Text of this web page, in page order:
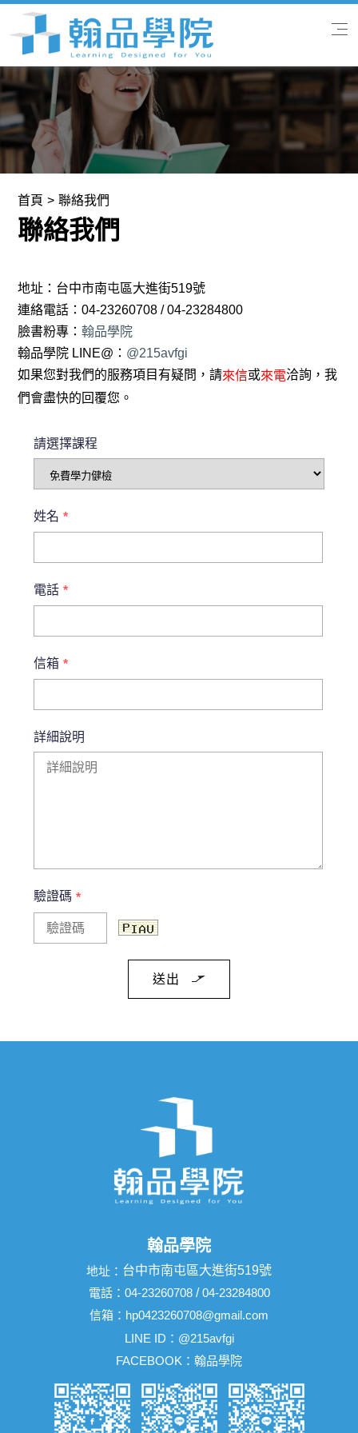
首頁
關於我們
翰品快訊
聯絡我們
首頁 聯絡我們
聯絡我們
地址：台中市南屯區大進街519號
連絡電話：04-23260708 / 04-23284800
臉書粉專：翰品學院
翰品學院 LINE@： @215avfgi
如果您對我們的服務項目有疑問，請來信或來電洽詢，我
們會盡快的回覆您。
請選擇課程
姓名 *
電話 *
信箱 *
詳細說明
驗證碼 *
送出
翰品學院
地址： 台中市南屯區大進街519號
電話： 04-23260708/04-23284800
信箱： hp0423260708@gmail.com
LINE ID： @215avfgi
FACEBOOK： 翰品學院